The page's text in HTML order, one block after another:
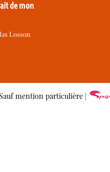
de mon
Losson
mention particulière |